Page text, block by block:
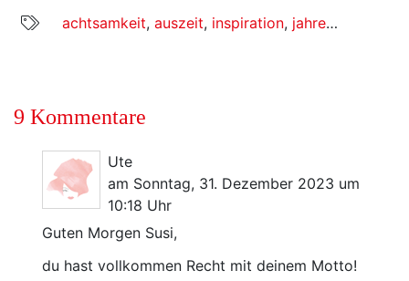
achtsamkeit, auszeit, inspiration, jahreswechsel
9 Kommentare
Ute
am Sonntag, 31. Dezember 2023 um
10:18 Uhr
Guten Morgen Susi,
du hast vollkommen Recht mit deinem Motto!